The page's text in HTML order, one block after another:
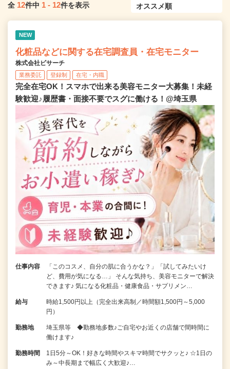
全 12件中 1 - 12件を表示
NEW
化粧品などに関する在宅調査員・在宅モニター
株式会社ビサーチ
業務委託 登録制 在宅・内職
完全在宅OK！スマホで出来る美容モニター大募集！未経
験歓迎♪履歴書・面接不要でスグに働ける！@埼玉県
仕事内容
「このコスメ、自分の肌に合うかな？」「試してみたいけ
ど、費用が気になる…」 そんな気持ち、美容モニターで解決
できます♪ 気になる化粧品・健康食品・サプリメン…
給与
時給1,500円以上（完全出来高制／時間額1,500円～5,000
円）
勤務地
埼玉県等 ◆勤務地多数♪ご自宅やお近くの店舗で間時間に
働けます♪
勤務時間
1日5分～OK！好きな時間やスキマ時間でサクッと♪ ☆1日の
み～中長期まで幅広く大歓迎♪…